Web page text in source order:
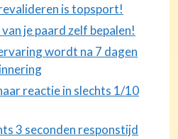
is topsport!
van je paard zelf bepalen!
wordt na 7 dagen
reactie in slechts 1/10
3 seconden responstijd